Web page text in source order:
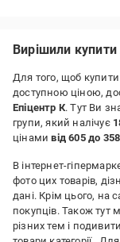
Вирішили купити
Для того, щоб
доступною ціною,
Епіцентр К. Тут Ви
групи, який налічує
цінамивід 605 до
В інтернет-
фото цих товарів,
дані. Крім цього, на
покупців. Також тут
різних тем і